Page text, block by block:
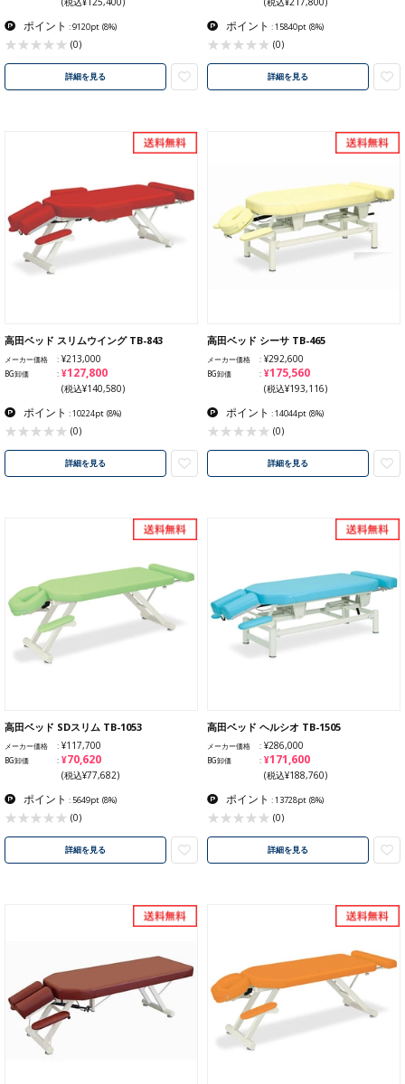
ポイント : 9120pt (8%)
(0)
詳細を見る
ポイント : 15840pt (8%)
(0)
詳細を見る
高田ベッド スリムウイング TB-843
メーカー価格 ¥213,000
BG卸価 ¥127,800
(税込¥140,580)
ポイント : 10224pt (8%)
(0)
詳細を見る
高田ベッド シーサ TB-465
メーカー価格 ¥292,600
BG卸価 ¥175,560
(税込¥193,116)
ポイント : 14044pt (8%)
(0)
詳細を見る
高田ベッド SDスリム TB-1053
メーカー価格 ¥117,700
BG卸価 ¥70,620
(税込¥77,682)
ポイント : 5649pt (8%)
(0)
詳細を見る
高田ベッド ヘルシオ TB-1505
メーカー価格 ¥286,000
BG卸価 ¥171,600
(税込¥188,760)
ポイント : 13728pt (8%)
(0)
詳細を見る